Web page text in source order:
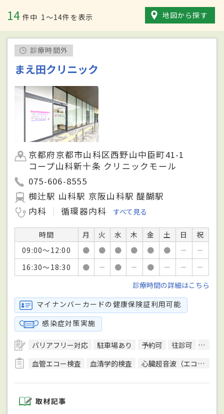
14 件中 1〜14件を表示 地図から探す
診療時間外
まえ田クリニック
京都府京都市山科区西野山中臣町41-1
コープ山科新十条 クリニックモール
075-606-8555
椥辻駅 山科駅 京阪山科駅 醍醐駅
内科
循環器内科 すべて見る
時間 月 火 水 木 金 土 日
祝
09:00～12:00
● ● ● ● ● ● －
－
16:30～18:30
● － ● － ● － －
－
診療時間の詳細はこちら
マイナンバーカードの健康保険証利用可能
感染症対策実施
バリアフリー対応 駐車場あり 予約可 往診可
訪問
血管エコー検査
血清学的検査 心臓超音波（エコー）検査
取材記事